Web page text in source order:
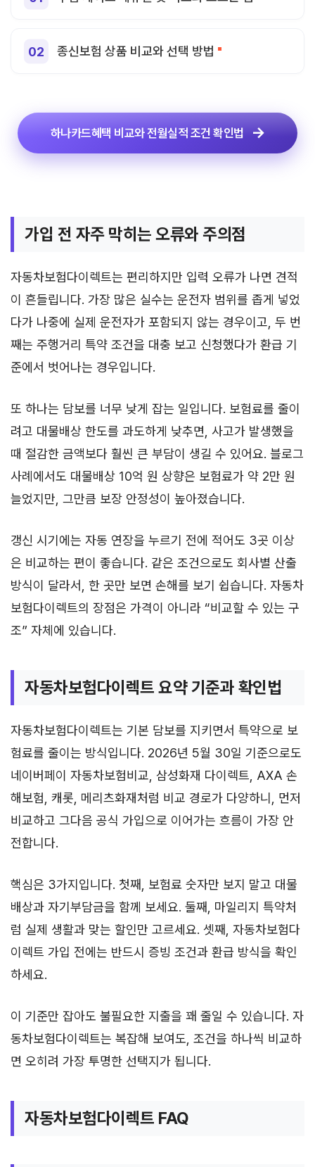
종신보험 상품 비교와 선택 방법
하나카드혜택 비교와 전월실적 조건 확인법
가입 전 자주 막히는 오류와 주의점
자동차보험다이렉트는 편리하지만 입력 오류가 나면 견적
이 흔들립니다. 가장 많은 실수는 운전자 범위를 좁게 넣었
다가 나중에 실제 운전자가 포함되지 않는 경우이고, 두 번
째는 주행거리 특약 조건을 대충 보고 신청했다가 환급 기
준에서 벗어나는 경우입니다.
또 하나는 담보를 너무 낮게 잡는 일입니다. 보험료를 줄이
려고 대물배상 한도를 과도하게 낮추면, 사고가 발생했을
때 절감한 금액보다 훨씬 큰 부담이 생길 수 있어요. 블로그
사례에서도 대물배상 10억 원 상향은 보험료가 약 2만 원
늘었지만, 그만큼 보장 안정성이 높아졌습니다.
갱신 시기에는 자동 연장을 누르기 전에 적어도 3곳 이상
은 비교하는 편이 좋습니다. 같은 조건으로도 회사별 산출
방식이 달라서, 한 곳만 보면 손해를 보기 쉽습니다. 자동차
보험다이렉트의 장점은 가격이 아니라 “비교할 수 있는 구
조” 자체에 있습니다.
자동차보험다이렉트 요약 기준과 확인법
자동차보험다이렉트는 기본 담보를 지키면서 특약으로 보
험료를 줄이는 방식입니다. 2026년 5월 30일 기준으로도
네이버페이 자동차보험비교, 삼성화재 다이렉트, AXA 손
해보험, 캐롯, 메리츠화재처럼 비교 경로가 다양하니, 먼저
비교하고 그다음 공식 가입으로 이어가는 흐름이 가장 안
전합니다.
핵심은 3가지입니다. 첫째, 보험료 숫자만 보지 말고 대물
배상과 자기부담금을 함께 보세요. 둘째, 마일리지 특약처
럼 실제 생활과 맞는 할인만 고르세요. 셋째, 자동차보험다
이렉트 가입 전에는 반드시 증빙 조건과 환급 방식을 확인
하세요.
이 기준만 잡아도 불필요한 지출을 꽤 줄일 수 있습니다. 자
동차보험다이렉트는 복잡해 보여도, 조건을 하나씩 비교하
면 오히려 가장 투명한 선택지가 됩니다.
자동차보험다이렉트 FAQ